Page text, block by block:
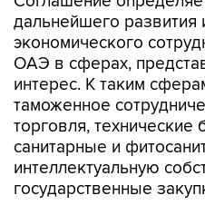
дальнейшего развития
экономического
ОАЭ в сферах,
интерес. К таким
таможенное
торговля,
санитарные и
интеллектуальную
государственные